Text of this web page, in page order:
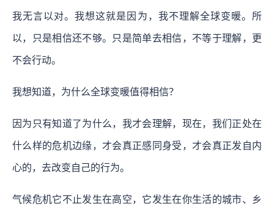
我无言以对。我想这就是因为，我不理解全球变暖。所
以，只是相信还不够。只是简单去相信，不等于理解，更
不会行动。
我想知道，为什么全球变暖值得相信？
因为只有知道了为什么，我才会理解，现在，我们正处在
什么样的危机边缘，才会真正感同身受，才会真正发自内
心的，去改变自己的行为。
气候危机它不止发生在高空，它发生在你生活的城市、乡